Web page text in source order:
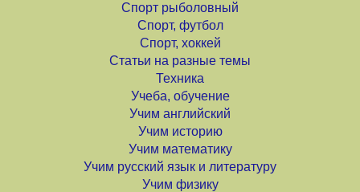
Спорт рыболовный
Спорт, футбол
Спорт, хоккей
Статьи на разные темы
Техника
Учеба, обучение
Учим английский
Учим историю
Учим математику
Учим русский язык и литературу
Учим физику